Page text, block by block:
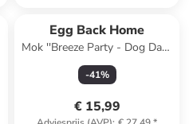
Egg Back Home
Mok ''Breeze Party - Dog Dad''
geel - 450 ml
-41%
€ 15,99